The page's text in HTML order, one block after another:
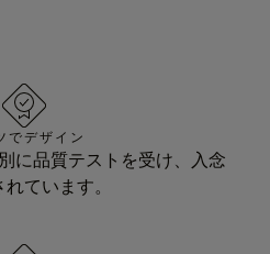
でデザイン
に品質テストを受け、入念
ています。